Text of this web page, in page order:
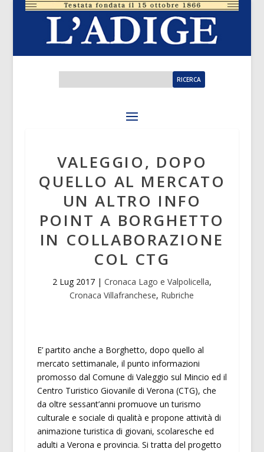
VALEGGIO, DOPO
QUELLO AL MERCATO
UN ALTRO INFO
POINT A BORGHETTO
IN COLLABORAZIONE
COL CTG
2 Lug 2017| Cronaca Lago e Valpolicella,
Cronaca Villafranchese, Rubriche
E’ partito anche a Borghetto, dopo quello al
mercato settimanale, il punto informazioni
promosso dal Comune di Valeggio sul Mincio ed il
Centro Turistico Giovanile di Verona (CTG), che
da oltre sessant’anni promuove un turismo
culturale e sociale di qualità e propone attività di
animazione turistica di giovani, scolaresche ed
adulti a Verona e provincia. Si tratta del progetto